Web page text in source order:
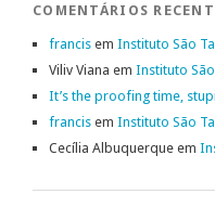
COMENTÁRIOS
francis em Instituto São
Viliv Viana em Instituto
It’s the proofing time,
francis em Instituto São
Cecília Albuquerque em